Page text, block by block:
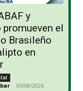
y
promueven el
Brasileño
en
- 05/08/2026